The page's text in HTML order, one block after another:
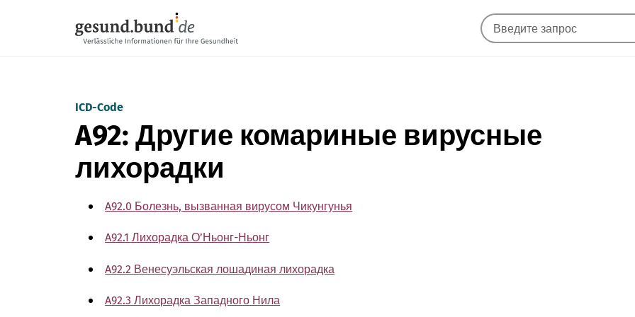
ICD-Code
A92: Другие комариные вирусные
лихорадки
A92.0 Болезнь, вызванная вирусом Чикунгунья
A92.1 Лихорадка О’Ньонг-Ньонг
A92.2 Венесуэльская лошадиная лихорадка
A92.3 Лихорадка Западного Нила